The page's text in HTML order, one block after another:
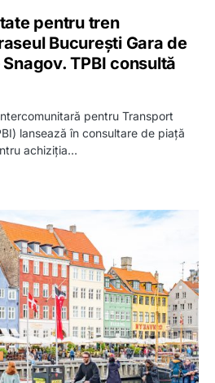
pentru tren
București Gara de
TPBI consultă
pentru Transport
lansează în consultare de piață
achiziția…